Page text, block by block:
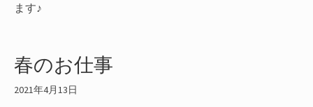
ます♪
春のお仕事
2021年4月13日